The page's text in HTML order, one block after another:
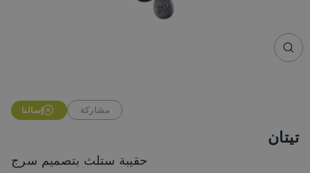
مشاركة إسالنا
تيتان
حقيبة ستلث بتصميم سرج